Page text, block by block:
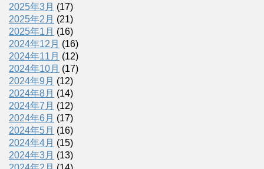
2025年3月 (17)
2025年2月 (21)
2025年1月 (16)
2024年12月 (16)
2024年11月 (12)
2024年10月 (17)
2024年9月 (12)
2024年8月 (14)
2024年7月 (12)
2024年6月 (17)
2024年5月 (16)
2024年4月 (15)
2024年3月 (13)